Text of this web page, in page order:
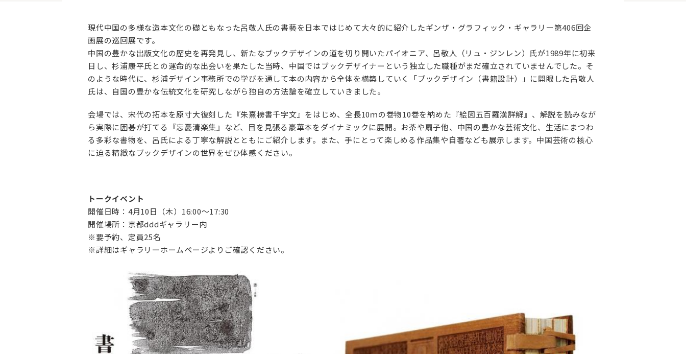
現代中国の多様な造本文化の礎ともなった呂敬人氏の書藝を日本ではじめて大々的に紹介したギンザ・グラフィック・ギャラリー第406回企
画展の巡回展です。
中国の豊かな出版文化の歴史を再発見し、新たなブックデザインの道を切り開いたパイオニア、呂敬人（リュ・ジンレン）氏が1989年に初来
日し、杉浦康平氏との運命的な出会いを果たした当時、中国ではブックデザイナーという独立した職種がまだ確立されていませんでした。そ
のような時代に、杉浦デザイン事務所での学びを通して本の内容から全体を構築していく「ブックデザイン（書籍設計）」に開眼した呂敬人
氏は、自国の豊かな伝統文化を研究しながら独自の方法論を確立していきました。
会場では、宋代の拓本を原寸大復刻した『朱熹榜書千字文』をはじめ、全長10ｍの巻物10巻を納めた『絵図五百羅漢詳解』、解説を読みなが
ら実際に囲碁が打てる『忘憂清楽集』など、目を見張る豪華本をダイナミックに展開。お茶や扇子他、中国の豊かな芸術文化、生活にまつわ
る多彩な書物を、呂氏による丁寧な解説とともにご紹介します。また、手にとって楽しめる作品集や自著なども展示します。中国芸術の核心
に迫る精緻なブックデザインの世界をぜひ体感ください。
トークイベント
開催日時：4月10日（木）16:00～17:30
開催場所：京都dddギャラリー内
※要予約、定員25名
※詳細はギャラリーホームページよりご確認ください。